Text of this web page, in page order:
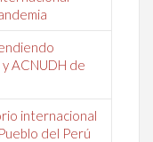
ACNUDH de
internacional
del Perú